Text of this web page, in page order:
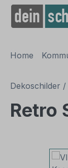
Zur
Home
Dekoschilder
Retro
Bildergalerie